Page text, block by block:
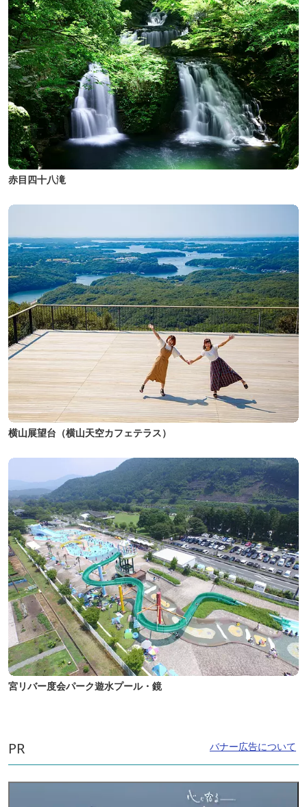
赤目四十八滝
横山展望台（横山天空カフェテラス）
宮リバー度会パーク遊水プール・鏡
PR バナー広告について